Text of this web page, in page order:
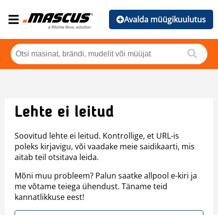
Avalda müügikuulutus
Lehte ei leitud
Soovitud lehte ei leitud. Kontrollige, et URL-is
poleks kirjavigu, või vaadake meie saidikaarti, mis
aitab teil otsitava leida.
Mõni muu probleem? Palun saatke allpool e-kiri ja
me võtame teiega ühendust. Täname teid
kannatlikkuse eest!